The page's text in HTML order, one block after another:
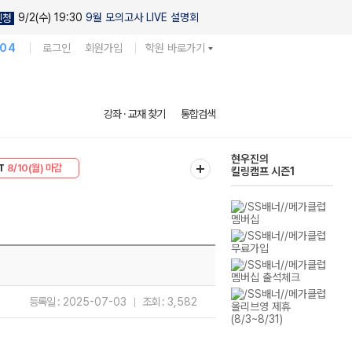
9/2(수) 19:30 9월 모의고사 LIVE 설명회
로그인 회원가입 학원 바로가기
강좌 · 교재 찾기 통합검색
8/10(월) 마감
현우진의
킬링캠프 시즌1
등록일 : 2025-07-03 조회 : 3,582